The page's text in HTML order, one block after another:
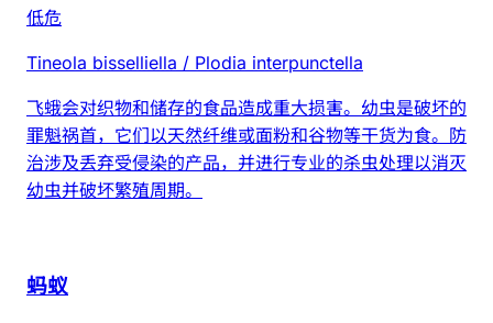
低危
Tineola bisselliella / Plodia interpunctella
飞蛾会对织物和储存的食品造成重大损害。幼虫是破坏的
罪魁祸首，它们以天然纤维或面粉和谷物等干货为食。防
治涉及丢弃受侵染的产品，并进行专业的杀虫处理以消灭
幼虫并破坏繁殖周期。
蚂蚁